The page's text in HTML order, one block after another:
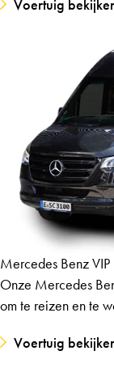
Voertuig
Mercedes Benz VIP
Onze Mercedes
om te reizen en te
Voertuig